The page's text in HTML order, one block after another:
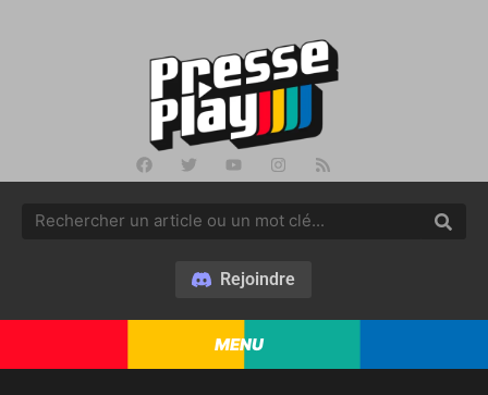
Rejoindre
MENU